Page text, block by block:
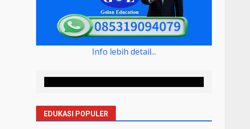
Info lebih detail...
EDUKASI POPULER